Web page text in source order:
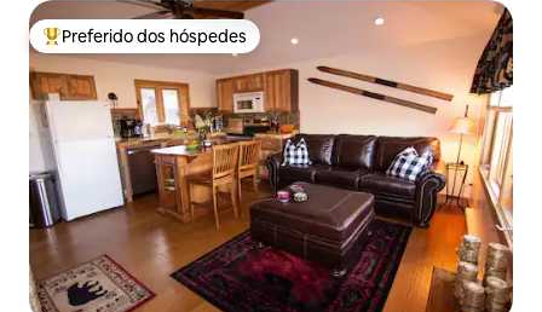
Entre os melhores preferidos dos hóspedes
Preferido dos hóspedes